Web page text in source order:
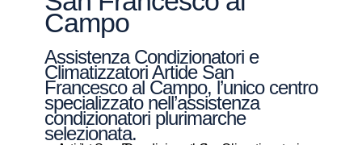
Campo
Assistenza Condizionatori e
Climatizzatori Artide San
Francesco al Campo, l’unico centro
specializzato nell’assistenza
condizionatori plurimarche
selezionata.